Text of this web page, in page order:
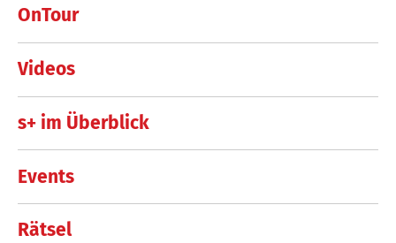
OnTour
Videos
s+ im Überblick
Events
Rätsel